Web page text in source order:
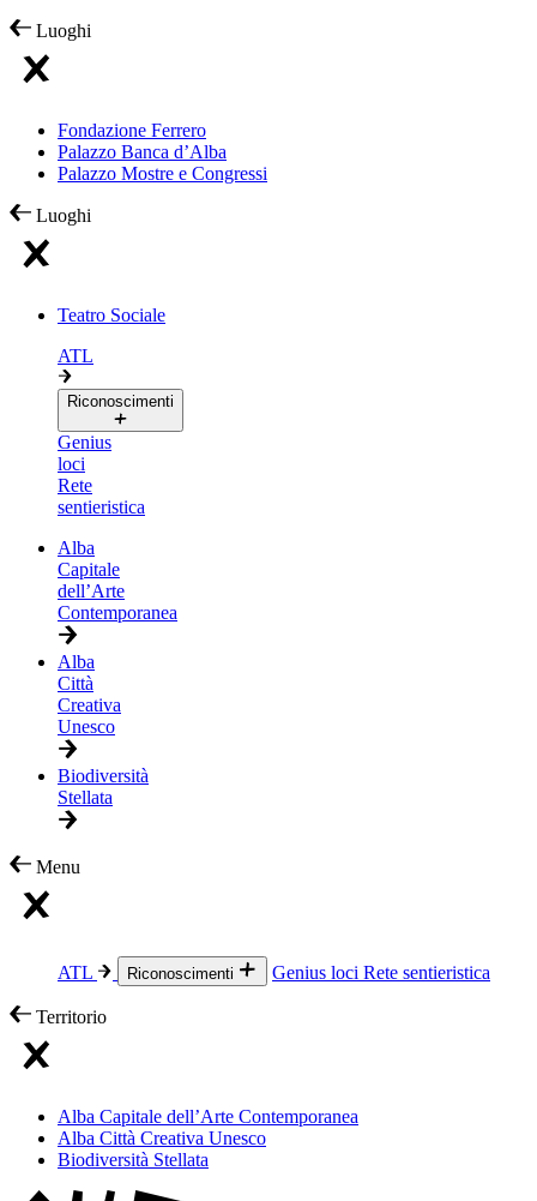
Luoghi
Fondazione Ferrero
Palazzo Banca d’Alba
Palazzo Mostre e Congressi
Luoghi
Teatro Sociale
ATL
Riconoscimenti
Genius
loci
Rete
sentieristica
Alba
Capitale
dell’Arte
Contemporanea
Alba
Città
Creativa
Unesco
Biodiversità
Stellata
Menu
ATL Riconoscimenti Genius loci Rete sentieristica
Territorio
Alba Capitale dell’Arte Contemporanea
Alba Città Creativa Unesco
Biodiversità Stellata